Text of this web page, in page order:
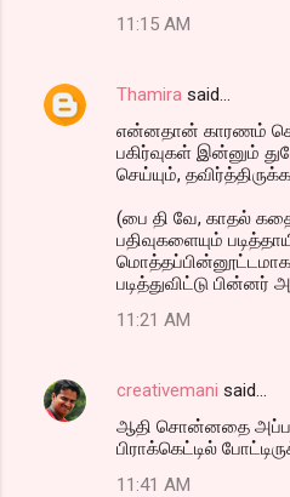
11:15 AM
Thamira said…
என்னதான் காரணம்
பகிர்வுகள் இன்னும்
செய்யும்,
(பை தி வே, காதல்
பதிவுகளையும்
படித்துவிட்டு
11:21 AM
creativemani said…
ஆதி சொன்னதை
பிராக்கெட்டில்
11:41 AM